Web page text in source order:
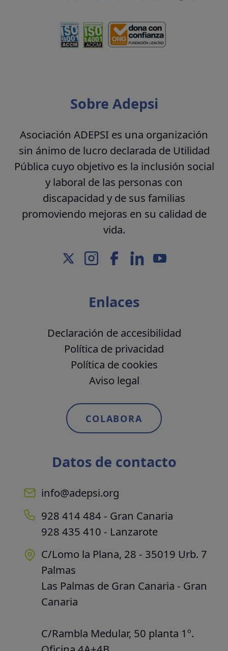
Sobre Adepsi
Asociación ADEPSI es una organización
sin ánimo de lucro declarada de Utilidad
Pública cuyo objetivo es la inclusión social
y laboral de las personas con
discapacidad y de sus familias
promoviendo mejoras en su calidad de
vida.
Enlaces
Declaración de accesibilidad
Política de privacidad
Política de cookies
Aviso legal
COLABORA
Datos de contacto
info@adepsi.org
928 414 484 - Gran Canaria
928 435 410 - Lanzarote
C/Lomo la Plana, 28 - 35019 Urb. 7
Palmas
Las Palmas de Gran Canaria - Gran
Canaria
C/Rambla Medular, 50 planta 1º.